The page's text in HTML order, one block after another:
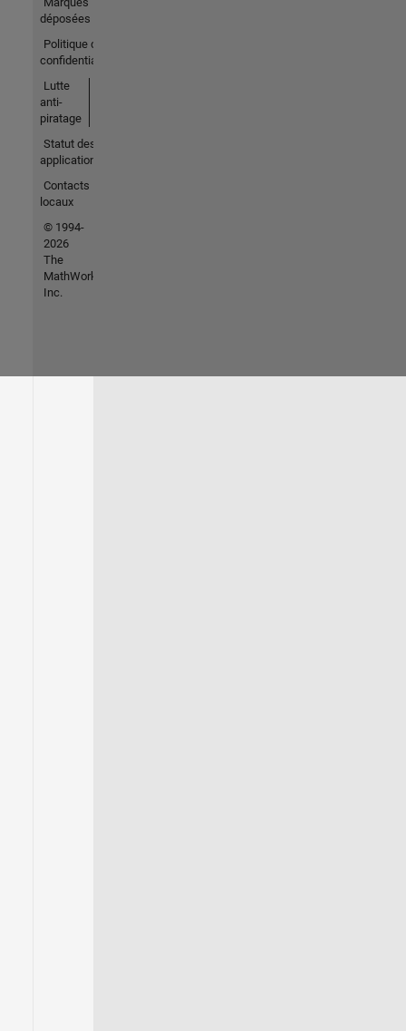
déposées
Politique de
confidentialité
Lutte
anti-
piratage
Statut des
applications
Contacts
locaux
© 1994-
2026
The
MathWorks,
Inc.